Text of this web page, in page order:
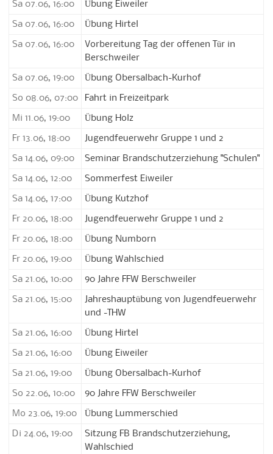
Sa 07.06, 16:00 Übung Eiweiler
Sa 07.06, 16:00 Übung Hirtel
Sa 07.06, 16:00
Vorbereitung Tag der offenen Tür in
Berschweiler
Sa 07.06, 19:00 Übung Obersalbach-Kurhof
So 08.06, 07:00 Fahrt in Freizeitpark
Mi 11.06, 19:00 Übung Holz
Fr 13.06, 18:00 Jugendfeuerwehr Gruppe 1 und 2
Sa 14.06, 09:00 Seminar Brandschutzerziehung "Schulen"
Sa 14.06, 12:00 Sommerfest Eiweiler
Sa 14.06, 17:00 Übung Kutzhof
Fr 20.06, 18:00 Jugendfeuerwehr Gruppe 1 und 2
Fr 20.06, 18:00 Übung Numborn
Fr 20.06, 19:00 Übung Wahlschied
Sa 21.06, 10:00 90 Jahre FFW Berschweiler
Sa 21.06, 15:00
Jahreshauptübung von Jugendfeuerwehr
und -THW
Sa 21.06, 16:00 Übung Hirtel
Sa 21.06, 16:00 Übung Eiweiler
Sa 21.06, 19:00 Übung Obersalbach-Kurhof
So 22.06, 10:00 90 Jahre FFW Berschweiler
Mo 23.06, 19:00 Übung Lummerschied
Di 24.06, 19:00
Sitzung FB Brandschutzerziehung,
Wahlschied